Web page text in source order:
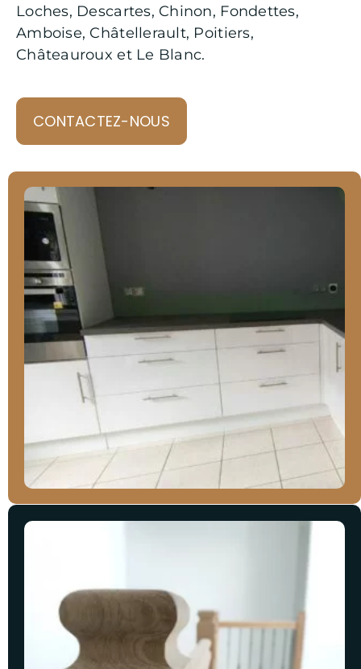
Loches, Descartes, Chinon, Fondettes,
Amboise, Châtellerault, Poitiers,
Châteauroux et Le Blanc.
CONTACTEZ-NOUS